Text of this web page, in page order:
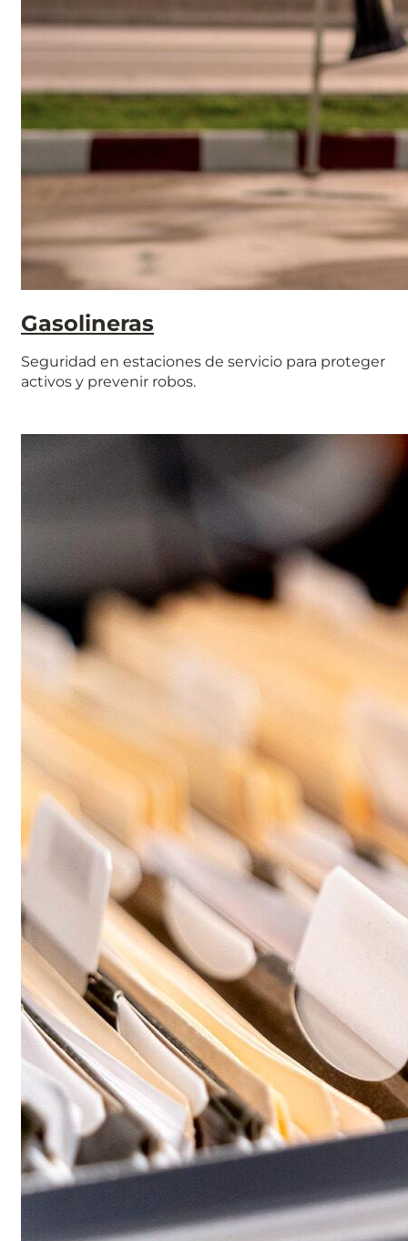
Gasolineras
Seguridad en estaciones de servicio para proteger
activos y prevenir robos.